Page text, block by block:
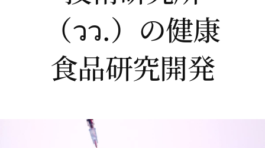
（วว.）の健康
食品研究開発